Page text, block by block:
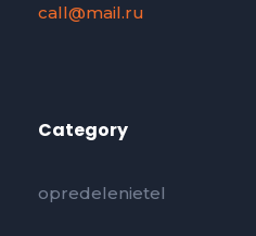
call@mail.ru
Category
opredelenietel